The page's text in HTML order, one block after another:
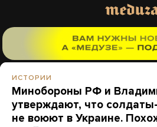
ИСТОРИИ
Минобороны РФ и
утверждают, что
не воюют в Украине.